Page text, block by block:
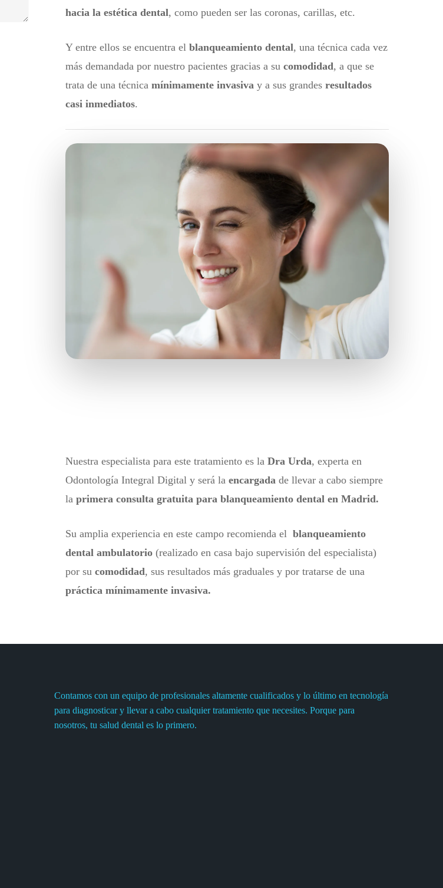
hacia la estética dental, como pueden ser las coronas, carillas, etc.
Y entre ellos se encuentra el blanqueamiento dental, una técnica cada vez
más demandada por nuestro pacientes gracias a su comodidad, a que se
trata de una técnica mínimamente invasivay a sus grandes resultados
casi inmediatos.
Nuestra especialista para este tratamiento es la Dra Urda, experta en
Odontología Integral Digital y será la encargadade llevar a cabo siempre
la primera consulta gratuita para blanqueamiento dental en Madrid.
Su amplia experiencia en este campo recomienda el blanqueamiento
dental ambulatorio(realizado en casa bajo supervisión del especialista)
por su comodidad, sus resultados más graduales y por tratarse de una
práctica mínimamente invasiva.
Contamos con un equipo de profesionales altamente cualificados y lo último en tecnología
para diagnosticar y llevar a cabo cualquier tratamiento que necesites. Porque para
nosotros, tu salud dental es lo primero.